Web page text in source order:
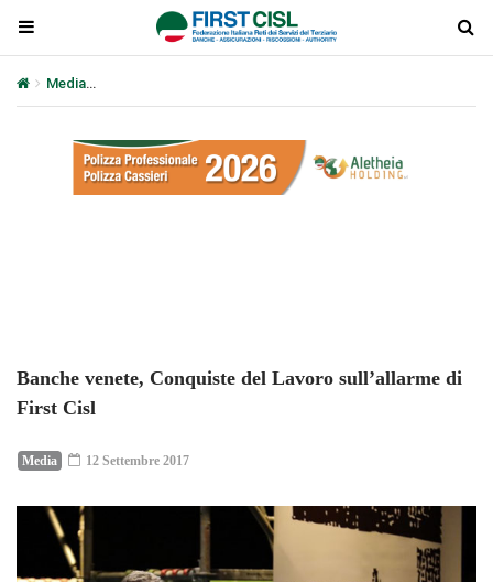
Media
Banche venete, Conquiste del Lavoro sull’allarme di
First Cisl
Media 12 Settembre 2017